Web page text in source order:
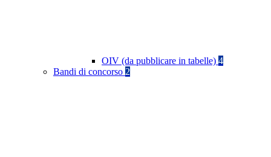
OIV (da pubblicare in tabelle) 4
Bandi di concorso 2